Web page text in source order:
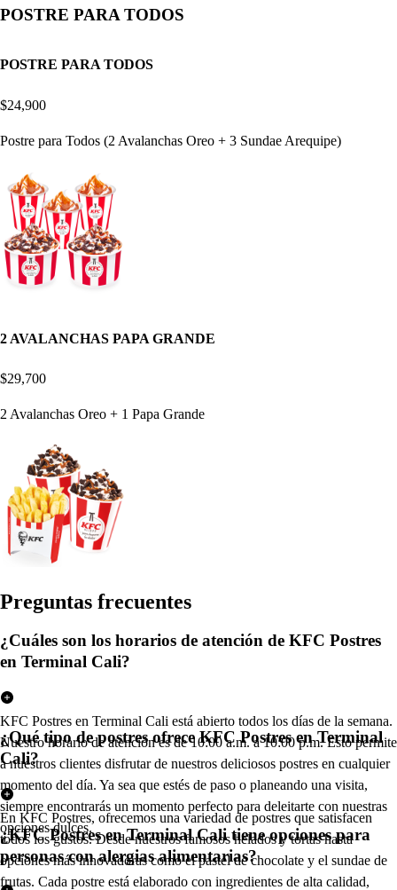
POSTRE PARA TODOS
POSTRE PARA TODOS
$24,900
Postre para Todos (2 Avalanchas Oreo + 3 Sundae Arequipe)
2 AVALANCHAS PAPA GRANDE
$29,700
2 Avalanchas Oreo + 1 Papa Grande
Preguntas frecuentes
¿Cuáles son los horarios de atención de KFC Postres
en Terminal Cali?
KFC Postres en Terminal Cali está abierto todos los días de la semana.
Nuestro horario de atención es de 10:00 a.m. a 10:00 p.m. Esto permite
a nuestros clientes disfrutar de nuestros deliciosos postres en cualquier
momento del día. Ya sea que estés de paso o planeando una visita,
siempre encontrarás un momento perfecto para deleitarte con nuestras
opciones dulces.
¿Qué tipo de postres ofrece KFC Postres en Terminal
Cali?
En KFC Postres, ofrecemos una variedad de postres que satisfacen
todos los gustos. Desde nuestros famosos helados y tortas hasta
opciones más innovadoras como el pastel de chocolate y el sundae de
frutas. Cada postre está elaborado con ingredientes de alta calidad,
¿KFC Postres en Terminal Cali tiene opciones para
personas con alergias alimentarias?